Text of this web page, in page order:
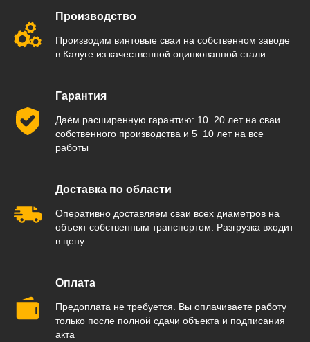
Производство
Производим винтовые сваи на собственном заводе
в Калуге из качественной оцинкованной стали
Гарантия
Даём расширенную гарантию: 10−20 лет на сваи
собственного производства и 5−10 лет на все
работы
Доставка по области
Оперативно доставляем сваи всех диаметров на
объект собственным транспортом. Разгрузка входит
в цену
Оплата
Предоплата не требуется. Вы оплачиваете работу
только после полной сдачи объекта и подписания
акта